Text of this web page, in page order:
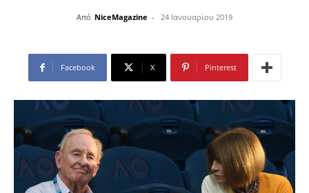
Από NiceMagazine - 24 Ιανουαρίου 2019
Facebook X Pinterest